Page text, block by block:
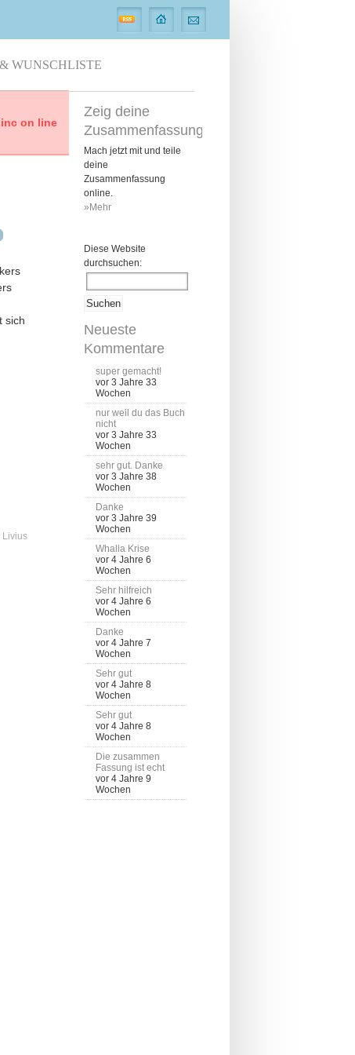
WUNSCHLISTE
on line
sich
Livius
Zeig deine
Zusammenfassung
Mach jetzt mit und teile
deine
Zusammenfassung
online.
»Mehr
Diese Website
durchsuchen:
Neueste
Kommentare
super gemacht!
vor 3 Jahre 33
Wochen
nur weil du das Buch
nicht
vor 3 Jahre 33
Wochen
sehr gut. Danke
vor 3 Jahre 38
Wochen
Danke
vor 3 Jahre 39
Wochen
Whalla Krise
vor 4 Jahre 6
Wochen
Sehr hilfreich
vor 4 Jahre 6
Wochen
Danke
vor 4 Jahre 7
Wochen
Sehr gut
vor 4 Jahre 8
Wochen
Sehr gut
vor 4 Jahre 8
Wochen
Die zusammen
Fassung ist echt
vor 4 Jahre 9
Wochen